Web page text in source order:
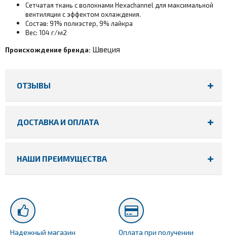
Сетчатая ткань с волокнами Hexachannel для максимальной
вентиляции с эффектом охлаждения.
Состав: 91% полиэстер, 9% лайкра
Вес: 104 г/м2
Происхождение бренда: Швеция
ОТЗЫВЫ
ДОСТАВКА И ОПЛАТА
НАШИ ПРЕИМУЩЕСТВА
Надежный магазин
Оплата при получении